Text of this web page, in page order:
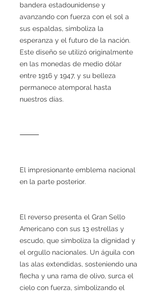
bandera estadounidense y
avanzando con fuerza con el sol a
sus espaldas, simboliza la
esperanza y el futuro de la nación.
Este diseño se utilizó originalmente
en las monedas de medio dólar
entre 1916 y 1947, y su belleza
permanece atemporal hasta
nuestros días.
⸻
El impresionante emblema nacional
en la parte posterior.
El reverso presenta el Gran Sello
Americano con sus 13 estrellas y
escudo, que simboliza la dignidad y
el orgullo nacionales. Un águila con
las alas extendidas, sosteniendo una
flecha y una rama de olivo, surca el
cielo con fuerza, simbolizando el